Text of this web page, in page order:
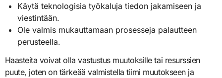
Käytä teknologisia työkaluja tiedon jakamiseen ja
viestintään.
Ole valmis mukauttamaan prosesseja palautteen
perusteella.
Haasteita voivat olla vastustus muutoksille tai resurssien
puute, joten on tärkeää valmistella tiimi muutokseen ja